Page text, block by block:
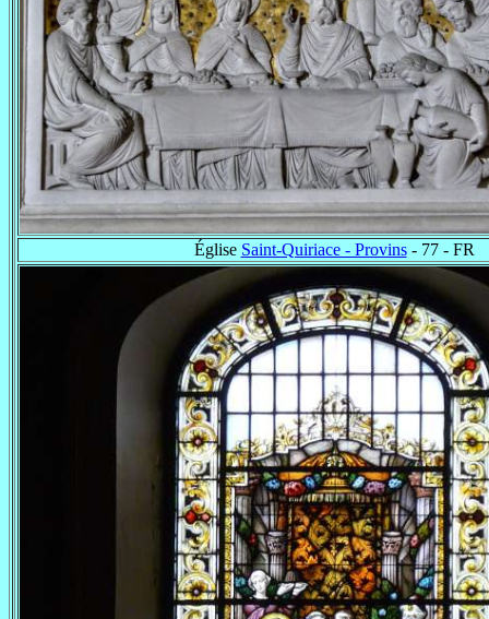
Église Saint-Quiriace - Provins- 77 - FR